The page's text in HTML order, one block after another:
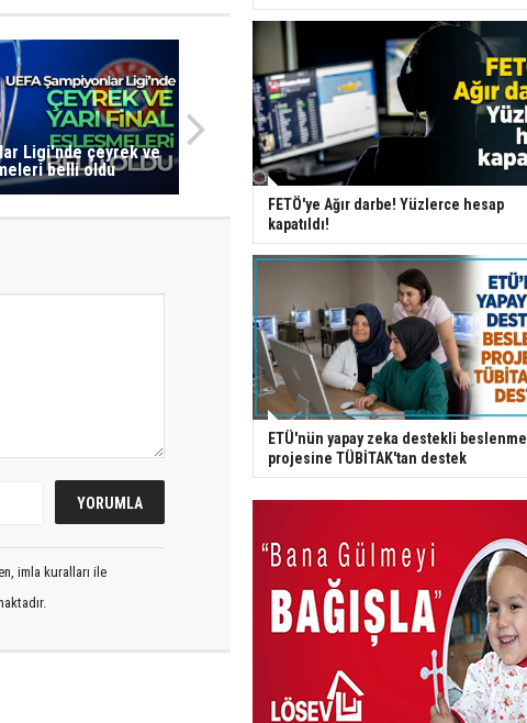
Ligi'nde çeyrek ve
belli oldu
imla kuralları ile
FETÖ'ye Ağır darbe! Yüzlerce hesap
kapatıldı!
ETÜ'nün yapay zeka destekli beslenme
projesine TÜBİTAK'tan destek